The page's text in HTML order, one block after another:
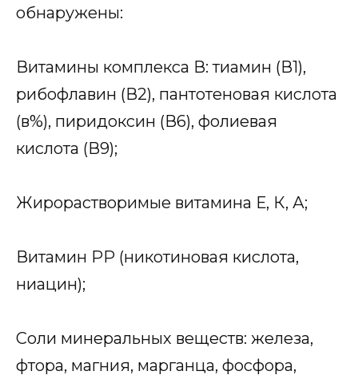
обнаружены:
Витамины комплекса В: тиамин (В1),
рибофлавин (В2), пантотеновая кислота
(в%), пиридоксин (В6), фолиевая
кислота (В9);
Жирорастворимые витамина Е, К, А;
Витамин РР (никотиновая кислота,
ниацин);
Соли минеральных веществ: железа,
фтора, магния, марганца, фосфора,